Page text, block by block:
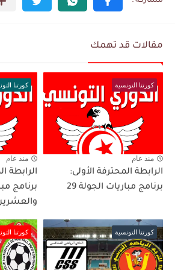
مقالات قد تهمك
كورتنا التونسية
منذ عام
الرابطة المحترفة الأولى:
برنامج مباريات الجولة 29
كورتنا
منذ عام
الرابطة
برنامج
كورتنا التونسية كورتنا